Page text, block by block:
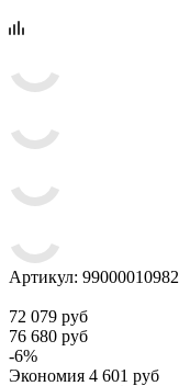
Артикул: 99000010982
72 079 руб
76 680 руб
-6%
Экономия 4 601 руб